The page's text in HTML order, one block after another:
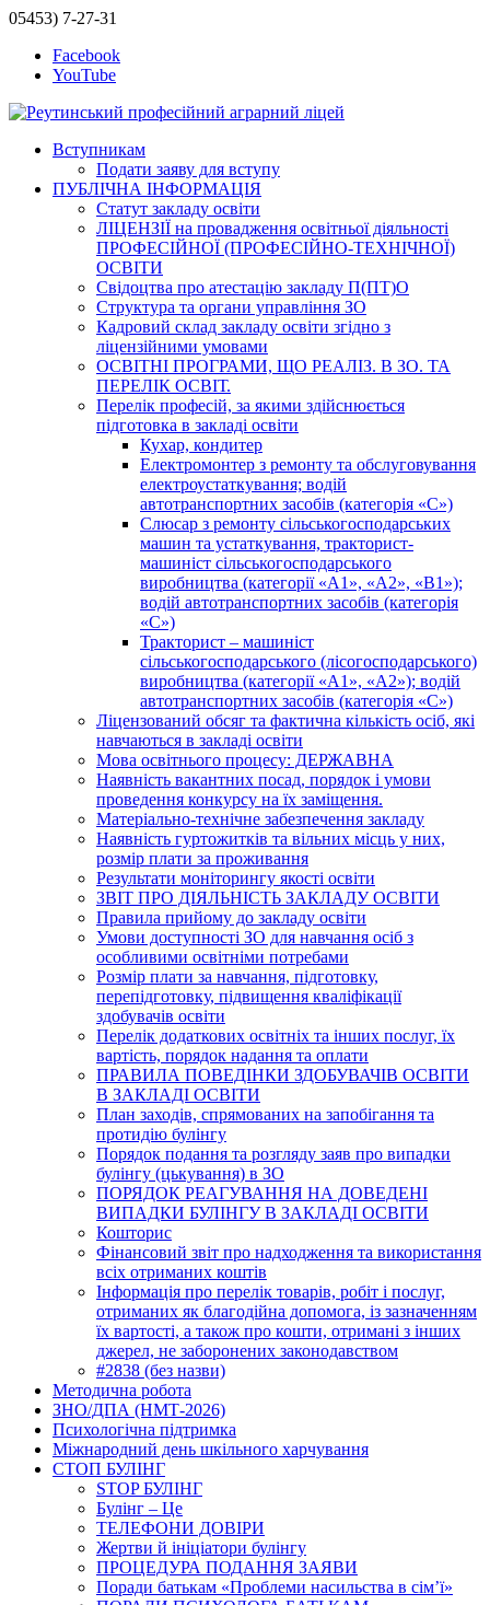
05453) 7-27-31
Facebook
YouTube
Вступникам
Подати заяву для вступу
ПУБЛІЧНА ІНФОРМАЦІЯ
Статут закладу освіти
ЛІЦЕНЗІЇ на провадження освітньої діяльності
ПРОФЕСІЙНОЇ (ПРОФЕСІЙНО-ТЕХНІЧНОЇ)
ОСВІТИ
Свідоцтва про атестацію закладу П(ПТ)О
Структура та органи управління ЗО
Кадровий склад закладу освіти згідно з
ліцензійними умовами
ОСВІТНІ ПРОГРАМИ, ЩО РЕАЛІЗ. В ЗО. ТА
ПЕРЕЛІК ОСВІТ.
Перелік професій, за якими здійснюється
підготовка в закладі освіти
Кухар, кондитер
Електромонтер з ремонту та обслуговування
електроустаткування; водій
автотранспортних засобів (категорія «С»)
Слюсар з ремонту сільськогосподарських
машин та устаткування, тракторист-
машиніст сільськогосподарського
виробництва (категорії «А1», «А2», «В1»);
водій автотранспортних засобів (категорія
«С»)
Тракторист – машиніст
сільськогосподарського (лісогосподарського)
виробництва (категорії «А1», «А2»); водій
автотранспортних засобів (категорія «С»)
Ліцензований обсяг та фактична кількість осіб, які
навчаються в закладі освіти
Мова освітнього процесу: ДЕРЖАВНА
Наявність вакантних посад, порядок і умови
проведення конкурсу на їх заміщення.
Матеріально-технічне забезпечення закладу
Наявність гуртожитків та вільних місць у них,
розмір плати за проживання
Результати моніторингу якості освіти
ЗВІТ ПРО ДІЯЛЬНІСТЬ ЗАКЛАДУ ОСВІТИ
Правила прийому до закладу освіти
Умови доступності ЗО для навчання осіб з
особливими освітніми потребами
Розмір плати за навчання, підготовку,
перепідготовку, підвищення кваліфікації
здобувачів освіти
Перелік додаткових освітніх та інших послуг, їх
вартість, порядок надання та оплати
ПРАВИЛА ПОВЕДІНКИ ЗДОБУВАЧІВ ОСВІТИ
В ЗАКЛАДІ ОСВІТИ
План заходів, спрямованих на запобігання та
протидію булінгу
Порядок подання та розгляду заяв про випадки
булінгу (цькування) в ЗО
ПОРЯДОК РЕАГУВАННЯ НА ДОВЕДЕНІ
ВИПАДКИ БУЛІНГУ В ЗАКЛАДІ ОСВІТИ
Кошторис
Фінансовий звіт про надходження та використання
всіх отриманих коштів
Інформація про перелік товарів, робіт і послуг,
отриманих як благодійна допомога, із зазначенням
їх вартості, а також про кошти, отримані з інших
джерел, не заборонених законодавством
#2838 (без назви)
Методична робота
ЗНО/ДПА (НМТ-2026)
Психологічна підтримка
Міжнародний день шкільного харчування
СТОП БУЛІНГ
STOP БУЛІНГ
Булінг – Це
ТЕЛЕФОНИ ДОВІРИ
Жертви й ініціатори булінгу
ПРОЦЕДУРА ПОДАННЯ ЗАЯВИ
Поради батькам «Проблеми насильства в сім’ї»